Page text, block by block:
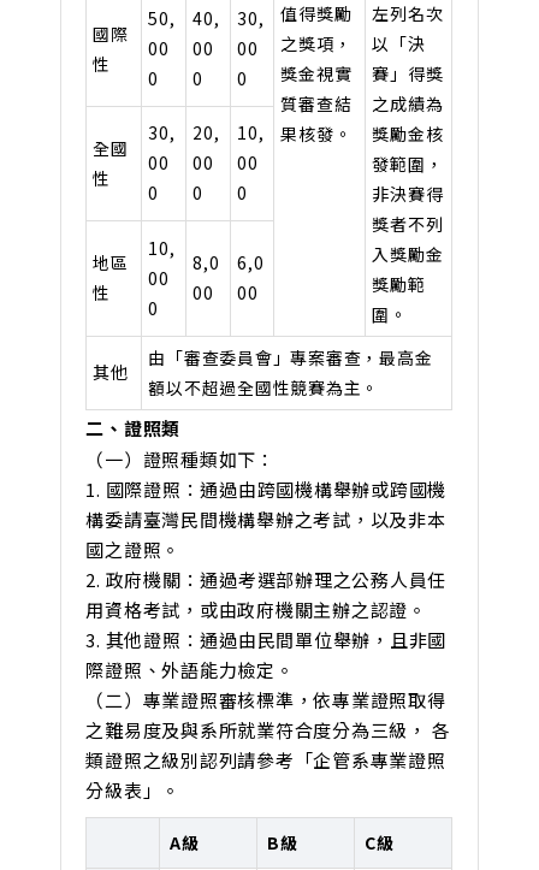
國際
性
50,
00
0
40,
00
0
30,
00
0
值得獎勵
之獎項，
獎金視實
質審查結
果核發。
左列名次
以「決
賽」得獎
之成績為
獎勵金核
發範圍，
非決賽得
獎者不列
入獎勵金
獎勵範
圍。
全國
性
30,
00
0
20,
00
0
10,
00
0
地區
性
10,
00
0
8,0
00
6,0
00
其他
由「審查委員會」專案審查，最高金
額以不超過全國性競賽為主。
二、證照類
（一）證照種類如下：
1. 國際證照：通過由跨國機構舉辦或跨國機
構委請臺灣民間機構舉辦之考試，以及非本
國之證照。
2. 政府機關：通過考選部辦理之公務人員任
用資格考試，或由政府機關主辦之認證。
3. 其他證照：通過由民間單位舉辦，且非國
際證照、外語能力檢定。
（二）專業證照審核標準，依專業證照取得
之難易度及與系所就業符合度分為三級， 各
類證照之級別認列請參考「企管系專業證照
分級表」。
A級 B級 C級